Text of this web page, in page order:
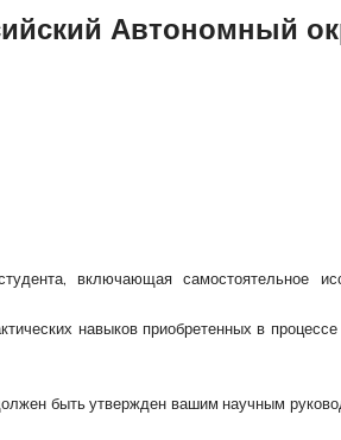
Автономный
включающая самостоятельное
навыков приобретенных в
быть утвержден вашим научным